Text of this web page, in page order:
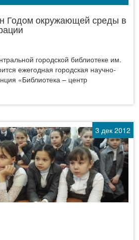
Годом окружающей среды в
городской библиотеке им.
ежегодная городская научно-
«Библиотека – центр
3 дек 2012